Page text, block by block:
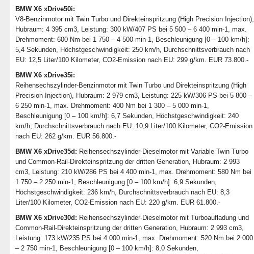
BMW X6 xDrive50i:
V8-Benzinmotor mit Twin Turbo und Direkteinspritzung (High Precision Injection),
Hubraum: 4 395 cm3, Leistung: 300 kW/407 PS bei 5 500 – 6 400 min-1, max.
Drehmoment: 600 Nm bei 1 750 – 4 500 min-1, Beschleunigung [0 – 100 km/h]:
5,4 Sekunden, Höchstgeschwindigkeit: 250 km/h, Durchschnittsverbrauch nach
EU: 12,5 Liter/100 Kilometer, CO2-Emission nach EU: 299 g/km. EUR 73.800.-
BMW X6 xDrive35i:
Reihensechszylinder-Benzinmotor mit Twin Turbo und Direkteinspritzung (High
Precision Injection), Hubraum: 2 979 cm3, Leistung: 225 kW/306 PS bei 5 800 –
6 250 min-1, max. Drehmoment: 400 Nm bei 1 300 – 5 000 min-1,
Beschleunigung [0 – 100 km/h]: 6,7 Sekunden, Höchstgeschwindigkeit: 240
km/h, Durchschnittsverbrauch nach EU: 10,9 Liter/100 Kilometer, CO2-Emission
nach EU: 262 g/km. EUR 56.800.-
BMW X6 xDrive35d: Reihensechszylinder-Dieselmotor mit Variable Twin Turbo
und Common-Rail-Direkteinspritzung der dritten Generation, Hubraum: 2 993
cm3, Leistung: 210 kW/286 PS bei 4 400 min-1, max. Drehmoment: 580 Nm bei
1 750 – 2 250 min-1, Beschleunigung [0 – 100 km/h]: 6,9 Sekunden,
Höchstgeschwindigkeit: 236 km/h, Durchschnittsverbrauch nach EU: 8,3
Liter/100 Kilometer, CO2-Emission nach EU: 220 g/km. EUR 61.800.-
BMW X6 xDrive30d: Reihensechszylinder-Dieselmotor mit Turboaufladung und
Common-Rail-Direkteinspritzung der dritten Generation, Hubraum: 2 993 cm3,
Leistung: 173 kW/235 PS bei 4 000 min-1, max. Drehmoment: 520 Nm bei 2 000
– 2 750 min-1, Beschleunigung [0 – 100 km/h]: 8,0 Sekunden,